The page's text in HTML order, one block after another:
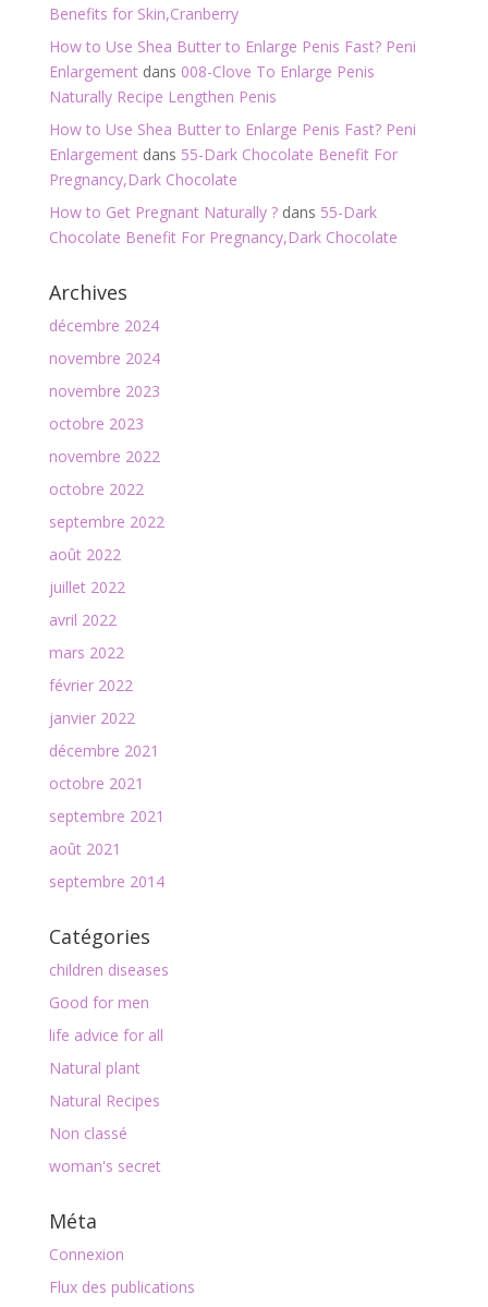
Benefits for Skin,Cranberry
How to Use Shea Butter to Enlarge Penis Fast? Peni
Enlargementdans 008-Clove To Enlarge Penis
Naturally Recipe Lengthen Penis
How to Use Shea Butter to Enlarge Penis Fast? Peni
Enlargementdans 55-Dark Chocolate Benefit For
Pregnancy,Dark Chocolate
How to Get Pregnant Naturally ?dans 55-Dark
Chocolate Benefit For Pregnancy,Dark Chocolate
Archives
décembre 2024
novembre 2024
novembre 2023
octobre 2023
novembre 2022
octobre 2022
septembre 2022
août 2022
juillet 2022
avril 2022
mars 2022
février 2022
janvier 2022
décembre 2021
octobre 2021
septembre 2021
août 2021
septembre 2014
Catégories
children diseases
Good for men
life advice for all
Natural plant
Natural Recipes
Non classé
woman's secret
Méta
Connexion
Flux des publications